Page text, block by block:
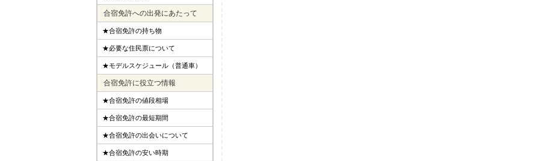
合宿免許への出発にあたって
★合宿免許の持ち物
★必要な住民票について
★モデルスケジュール（普通車）
合宿免許に役立つ情報
★合宿免許の値段相場
★合宿免許の最短期間
★合宿免許の出会いについて
★合宿免許の安い時期